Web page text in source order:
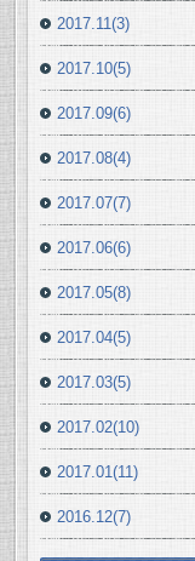
2017.11(3)
2017.10(5)
2017.09(6)
2017.08(4)
2017.07(7)
2017.06(6)
2017.05(8)
2017.04(5)
2017.03(5)
2017.02(10)
2017.01(11)
2016.12(7)